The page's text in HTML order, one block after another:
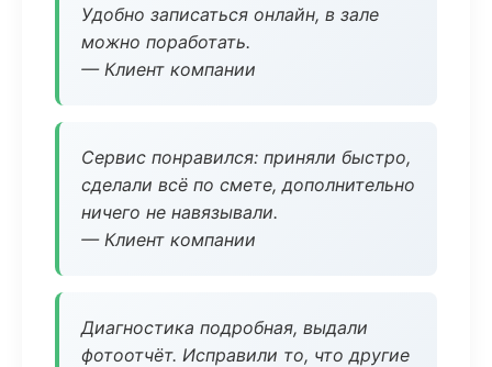
Удобно записаться онлайн, в зале
можно поработать.
— Клиент компании
Сервис понравился: приняли быстро,
сделали всё по смете, дополнительно
ничего не навязывали.
— Клиент компании
Диагностика подробная, выдали
фотоотчёт. Исправили то, что другие